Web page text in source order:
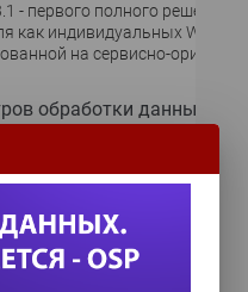
- первого полного решения
как индивидуальных Web-
на сервисно-
обработки данных
Markup Language
XML, призванным
способы «инвентаризации»
доступнее